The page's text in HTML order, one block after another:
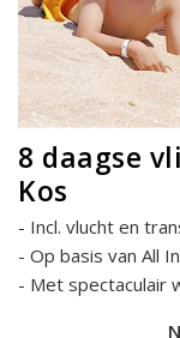
8 daagse
Kos
Incl. vlucht en
Op basis van All
Met spectaculair